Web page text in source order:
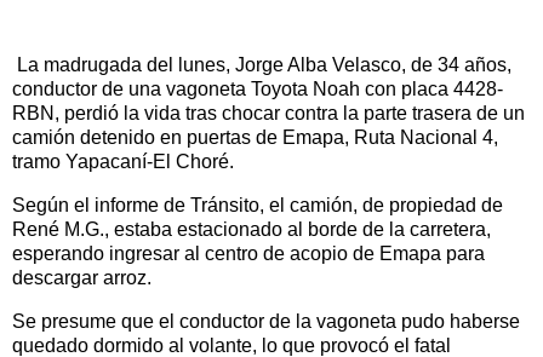
La madrugada del lunes, Jorge Alba Velasco, de 34 años,
conductor de una vagoneta Toyota Noah con placa 4428-
RBN, perdió la vida tras chocar contra la parte trasera de un
camión detenido en puertas de Emapa, Ruta Nacional 4,
tramo Yapacaní-El Choré.
Según el informe de Tránsito, el camión, de propiedad de
René M.G., estaba estacionado al borde de la carretera,
esperando ingresar al centro de acopio de Emapa para
descargar arroz.
Se presume que el conductor de la vagoneta pudo haberse
quedado dormido al volante, lo que provocó el fatal